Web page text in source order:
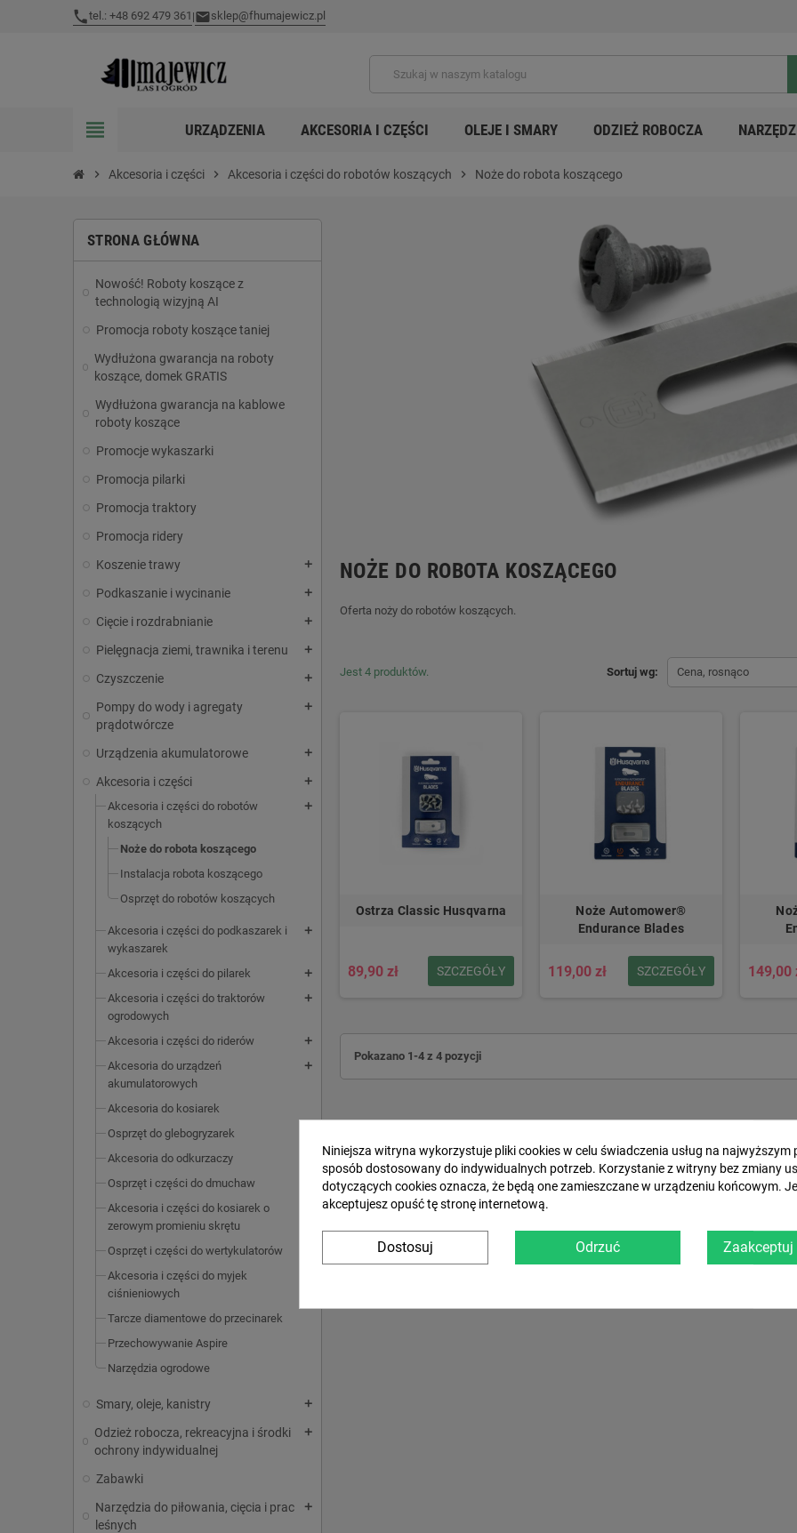
tel.: +48 692 479 361 | sklep@fhumajewicz.pl
view_headline URZĄDZENIA AKCESORIA I CZĘŚCI OLEJE I SMARY ODZIEŻ ROBOCZA
chevron_right Akcesoria i części chevron_right Akcesoria i części do robotów koszących chevron_right Noże do robota koszącego
STRONA GŁÓWNA
Nowość! Roboty koszące z
technologią wizyjną AI
Promocja roboty koszące taniej
Wydłużona gwarancja na roboty
koszące, domek GRATIS
Wydłużona gwarancja na kablowe
roboty koszące
Promocje wykaszarki
Promocja pilarki
Promocja traktory
Promocja ridery
Koszenie trawy
add
Podkaszanie i wycinanie add
Cięcie i rozdrabnianie add
Pielęgnacja ziemi, trawnika i terenu add
Czyszczenie add
Pompy do wody i agregaty
prądotwórcze
add
Urządzenia akumulatorowe add
Akcesoria i części add
Akcesoria i części do robotów
koszących
add
Noże do robota koszącego
Instalacja robota koszącego
Osprzęt do robotów koszących
Akcesoria i części do podkaszarek i
wykaszarek
add
Akcesoria i części do pilarek add
Akcesoria i części do traktorów
ogrodowych
add
Akcesoria i części do riderów add
Akcesoria do urządzeń
akumulatorowych
add
Akcesoria do kosiarek
Osprzęt do glebogryzarek
Akcesoria do odkurzaczy
Osprzęt i części do dmuchaw
Akcesoria i części do kosiarek o
zerowym promieniu skrętu
Osprzęt i części do wertykulatorów
Akcesoria i części do myjek
ciśnieniowych
Tarcze diamentowe do przecinarek
Przechowywanie Aspire
Narzędzia ogrodowe
Smary, oleje, kanistry add
Odzież robocza, rekreacyjna i środki
ochrony indywidualnej
add
Zabawki
Narzędzia do piłowania, cięcia i prac
leśnych
add
NOŻE DO ROBOTA KOSZĄCEGO
Oferta noży do robotów koszących.
Sortuj wg: Cena, rosnąco
Jest 4 produktów.
Ostrza Classic Husqvarna
89,90 zł SZCZEGÓŁY
Noże Automower®
Endurance Blades
119,00 zł SZCZEGÓŁY 149,00
Pokazano 1-4 z 4 pozycji
Niniejsza witryna wykorzystuje pliki cookies w celu świadczenia usług na najwyższym
sposób dostosowany do indywidualnych potrzeb. Korzystanie z witryny bez zmiany
dotyczących cookies oznacza, że będą one zamieszczane w urządzeniu końcowym.
akceptujesz opuść tę stronę internetową.
Dostosuj Odrzuć